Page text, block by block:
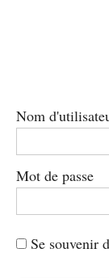
Nom
Mot de passe
Se souvenir